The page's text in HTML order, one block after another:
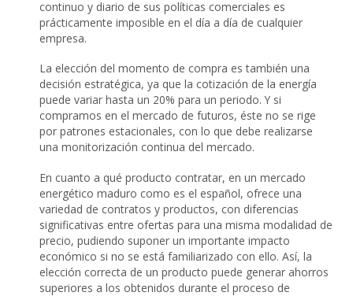
continuo y diario de sus políticas comerciales es
prácticamente imposible en el día a día de cualquier
empresa.
La elección del momento de compra es también una
decisión estratégica, ya que la cotización de la energía
puede variar hasta un 20% para un periodo. Y si
compramos en el mercado de futuros, éste no se rige
por patrones estacionales, con lo que debe realizarse
una monitorización continua del mercado.
En cuanto a qué producto contratar, en un mercado
energético maduro como es el español, ofrece una
variedad de contratos y productos, con diferencias
significativas entre ofertas para una misma modalidad de
precio, pudiendo suponer un importante impacto
económico si no se está familiarizado con ello. Así, la
elección correcta de un producto puede generar ahorros
superiores a los obtenidos durante el proceso de